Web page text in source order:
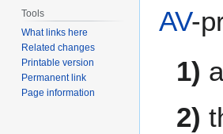
AV-
1)
2)
Tools
What links here
Related changes
Printable version
Permanent link
Page information